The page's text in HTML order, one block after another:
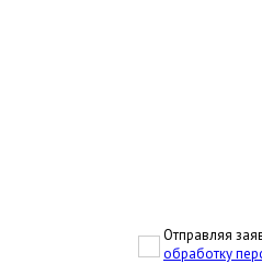
Отправляя
обработку